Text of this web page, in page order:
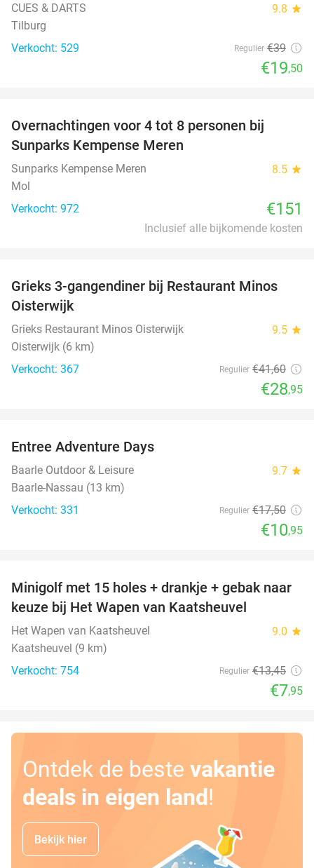
CUES & DARTS 9.8 star
Tilburg
Verkocht: 529
Regulier €39
€19,50
Overnachtingen voor 4 tot 8 personen bij
Sunparks Kempense Meren
Sunparks Kempense Meren 8.5 star
Mol
Verkocht: 972
€151
Inclusief alle bijkomende kosten
30%
Grieks 3-gangendiner bij Restaurant Minos
Oisterwijk
Grieks Restaurant Minos Oisterwijk 9.5 star
Oisterwijk (6 km)
Verkocht: 367
Regulier €41,60
€28,95
Entree Adventure Days
Baarle Outdoor & Leisure 9.7 star
Baarle-Nassau (13 km)
Verkocht: 331
Regulier €17,50
€10,95
41%
Minigolf met 15 holes + drankje + gebak naar
keuze bij Het Wapen van Kaatsheuvel
Het Wapen van Kaatsheuvel 9.0 star
Kaatsheuvel (9 km)
Verkocht: 754
Regulier €13,45
€7,95
Ontdek de beste vakantie
deals in eigen land!
Bekijk hier